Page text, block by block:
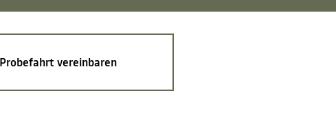
Probefahrt vereinbaren